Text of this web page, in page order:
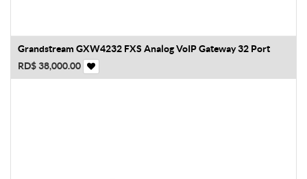
Grandstream GXW4232 FXS Analog VoIP Gateway 32 Port
RD$38,000.00